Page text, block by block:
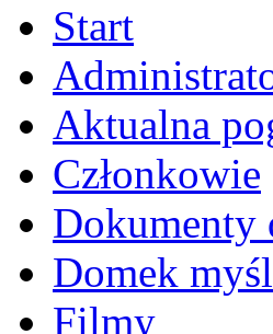
Start
Aktualna
Członkowie
Dokumenty
Domek
Filmy